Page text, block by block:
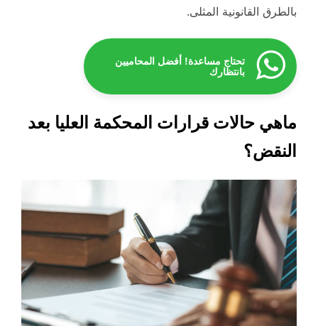
بالطرق القانونية المثلى.
تحتاج مساعدة! أفضل المحاميين
بانتظارك
ماهي حالات قرارات المحكمة العليا بعد
النقض؟